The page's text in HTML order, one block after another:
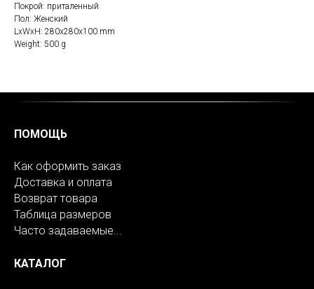
Покрой: приталенный
Пол: Женский
LxWxH: 280x280x100 mm
Weight: 500 g
ПОМОЩЬ
Как оформить заказ
Доставка и оплата
Возврат товара
Таблица размеров
Часто задаваемые...
КАТАЛОГ